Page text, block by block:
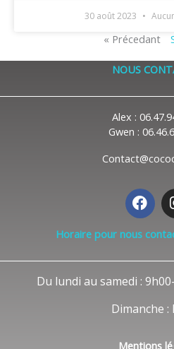
30 août 2023
« Précedant
NOUS
Alex :
Gwen :
F
a
c
e
o
Horaire pour nous
Du lundi au samedi :
Dimanche :
Mentions